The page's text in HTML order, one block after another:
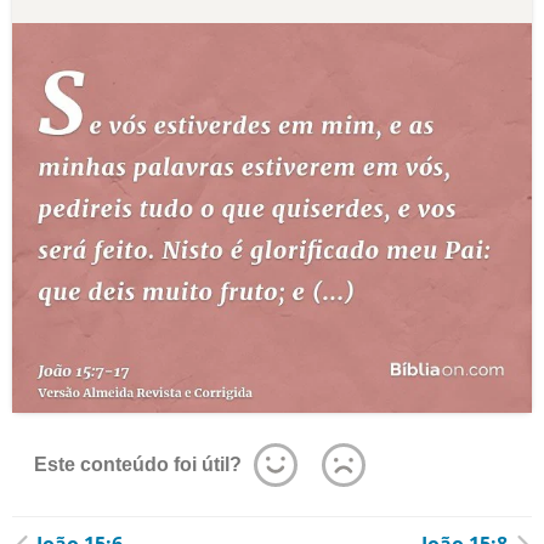
Este conteúdo foi útil?